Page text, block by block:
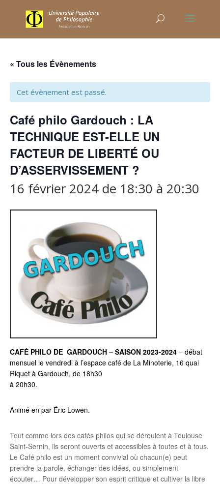
« Tous les Évènements
Cet évènement est passé.
Café philo Gardouch : LA
TECHNIQUE EST-ELLE UN
FACTEUR DE LIBERTÉ OU
D’ASSERVISSEMENT ?
16 février 2024 de 18:30 à 20:30
CAFÉ PHILO DE GARDOUCH – SAISON 2023-2024 – débat
mensuel le vendredi à l’espace café de La Minoterie, 16 quai
Riquet à Gardouch, de 18h30
à 20h30.
Animé en par Éric Lowen.
Tout comme lors des cafés philos qui se déroulent à Toulouse
Saint-Sernin, ils seront ouverts et accessibles à toutes et à tous.
Le Café philo est un moment convivial où chacun(e) peut
prendre la parole, échanger des idées, ou simplement
écouter… Pour développer son esprit critique et cultiver la libre